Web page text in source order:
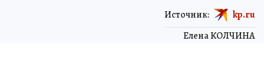
Елена КОЛЧИНА
Источник: kp.ru